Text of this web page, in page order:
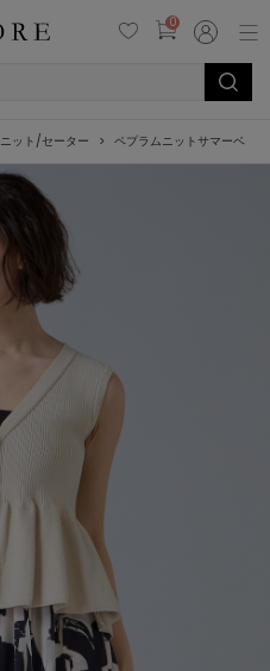
0
ニット/セーター ペプラムニットサマーベスト